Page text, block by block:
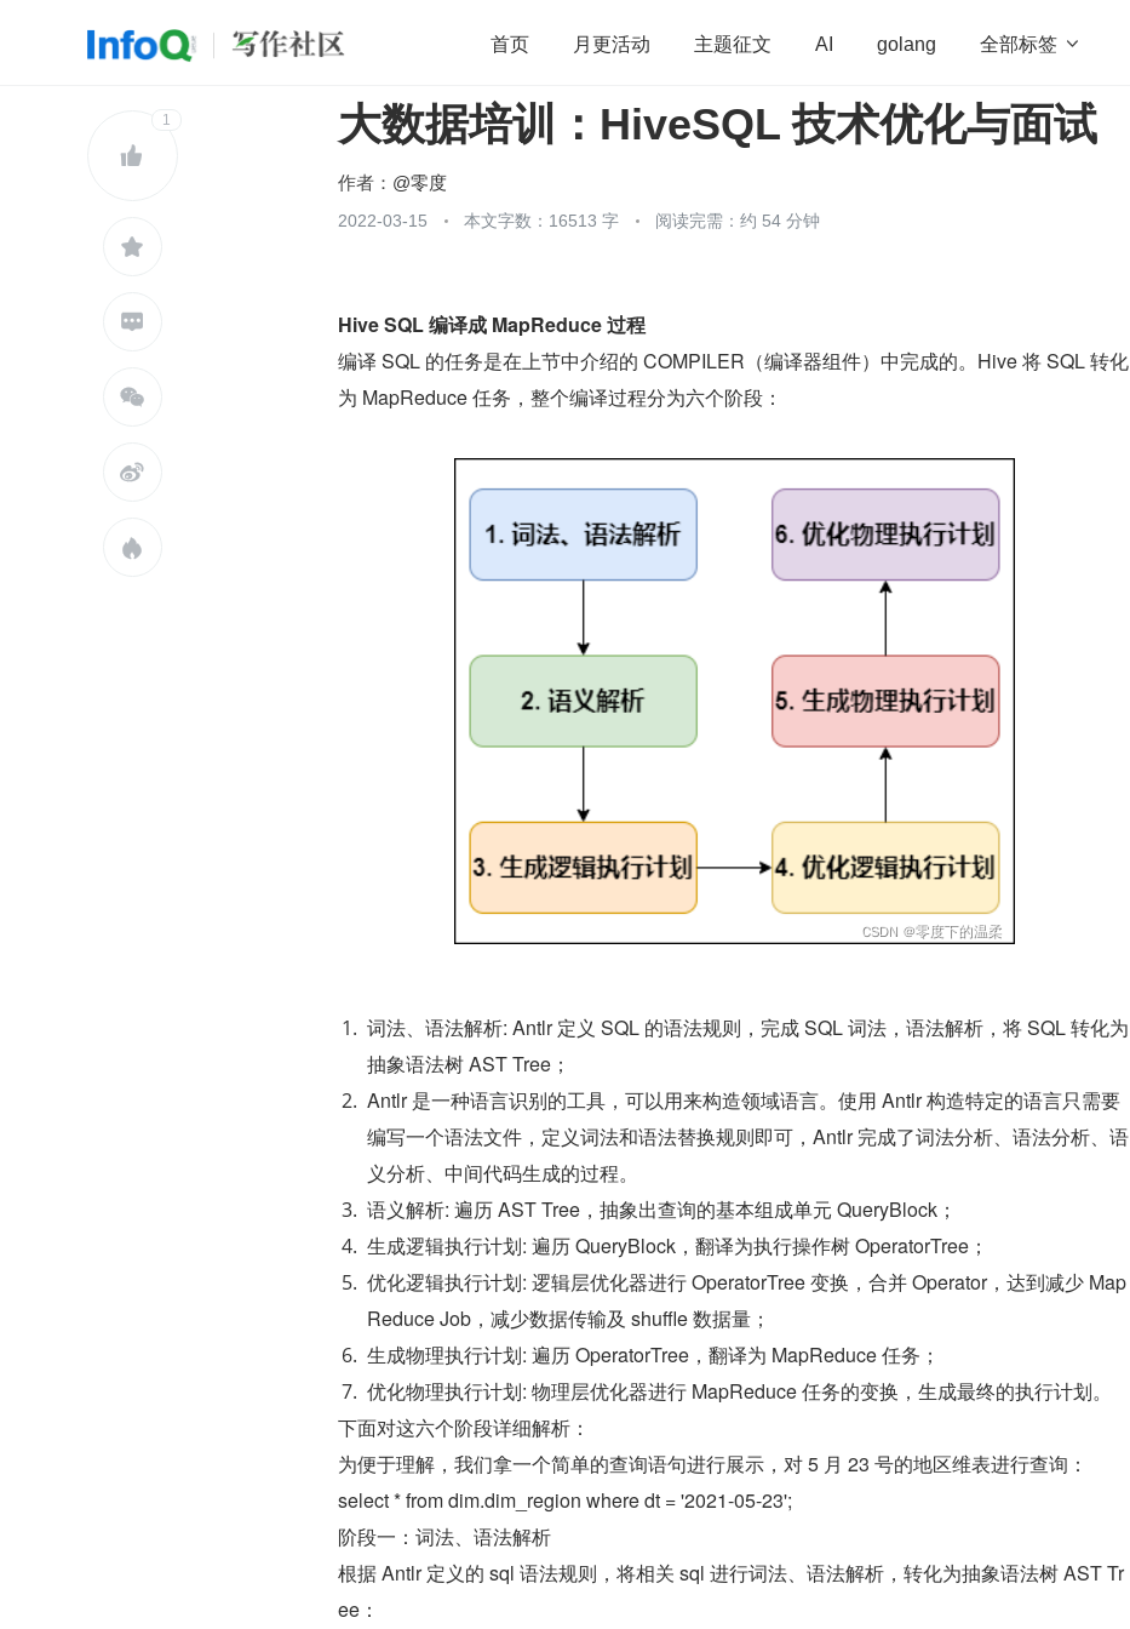
首页 月更活动 主题征文 AI golang 全部标签 
移动开发 开源 架构 OpenHarmony 算法 学习方法 Web3.0 高效工作
前端 团队管理

1





大数据培训：HiveSQL 技术优化与面试
作者： @零度
2022-03-15 本文字数：16513 字 阅读完需：约 54 分钟
Hive SQL 编译成 MapReduce 过程
编译 SQL 的任务是在上节中介绍的 COMPILER（编译器组件）中完成的。Hive 将 SQL 转化
为 MapReduce 任务，整个编译过程分为六个阶段：
词法、语法解析: Antlr 定义 SQL 的语法规则，完成 SQL 词法，语法解析，将 SQL 转化为
抽象语法树 AST Tree；
Antlr 是一种语言识别的工具，可以用来构造领域语言。使用 Antlr 构造特定的语言只需要
编写一个语法文件，定义词法和语法替换规则即可，Antlr 完成了词法分析、语法分析、语
义分析、中间代码生成的过程。
语义解析: 遍历 AST Tree，抽象出查询的基本组成单元 QueryBlock；
生成逻辑执行计划: 遍历 QueryBlock，翻译为执行操作树 OperatorTree；
优化逻辑执行计划: 逻辑层优化器进行 OperatorTree 变换，合并 Operator，达到减少 Map
Reduce Job，减少数据传输及 shuffle 数据量；
生成物理执行计划: 遍历 OperatorTree，翻译为 MapReduce 任务；
优化物理执行计划: 物理层优化器进行 MapReduce 任务的变换，生成最终的执行计划。
下面对这六个阶段详细解析：
为便于理解，我们拿一个简单的查询语句进行展示，对 5 月 23 号的地区维表进行查询：
select * from dim.dim_region where dt = '2021-05-23';
阶段一：词法、语法解析
根据 Antlr 定义的 sql 语法规则，将相关 sql 进行词法、语法解析，转化为抽象语法树 AST Tr
ee：